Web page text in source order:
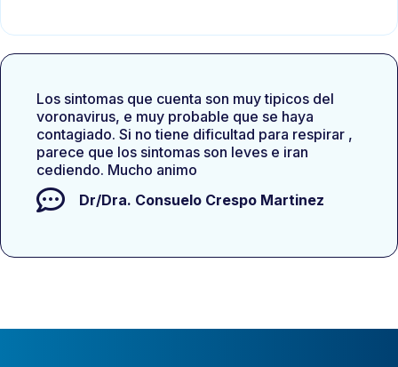
Los sintomas que cuenta son muy tipicos del
voronavirus, e muy probable que se haya
contagiado. Si no tiene dificultad para respirar ,
parece que los sintomas son leves e iran
cediendo. Mucho animo
Dr/Dra. Consuelo Crespo Martinez